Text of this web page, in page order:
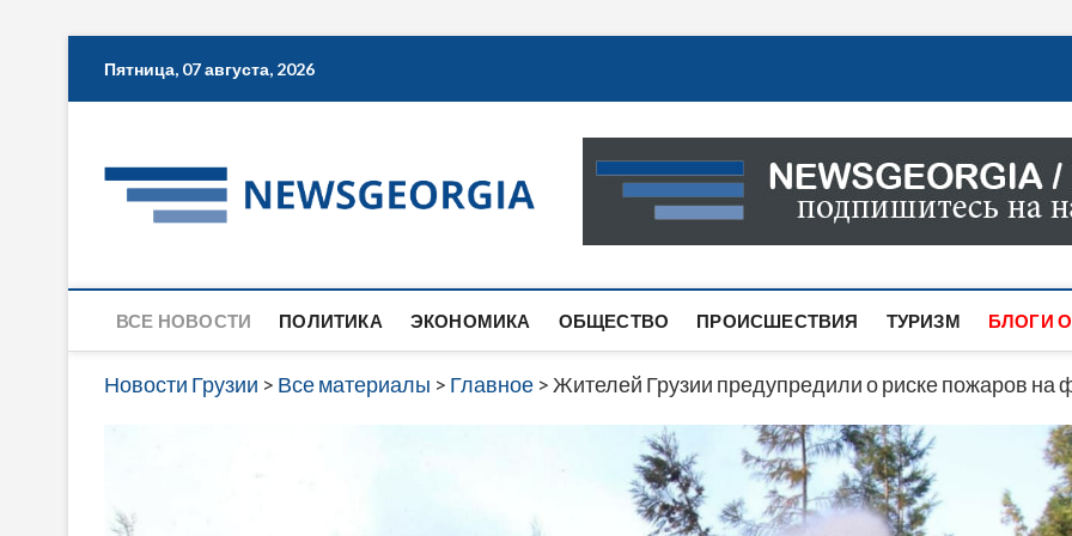
Пятница, 07 августа, 2026
Новости Грузии
САМАЯ АКТУАЛЬНАЯ ИНФОРМАЦИЯ О СОБЫТИЯХ
САЙТЕ ВЫ НАЙДЕТЕ НОВОСТИ ПОЛИТИКИ,
ВСЕ НОВОСТИ ПОЛИТИКА ЭКОНОМИКА ОБЩЕСТВО ПРОИСШЕСТВИЯ ТУРИЗМ БЛОГИ
Новости Грузии > Все материалы > Главное > Жителей Грузии предупредили о риске пожаров на